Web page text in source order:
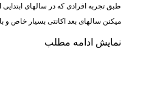
طبق تجربه افرادی که در سالهای
میکنن سالهای بعد اکانتی بسیار خاص و
نمایش ادامه مطلب